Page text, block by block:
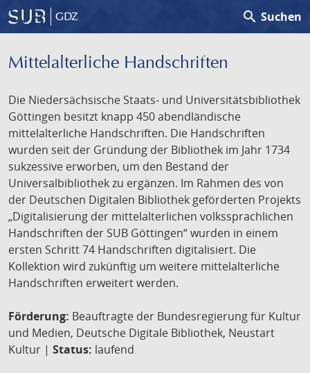
GDZ search Suchen
Mittelalterliche Handschriften
Die Niedersächsische Staats- und Universitätsbibliothek
Göttingen besitzt knapp 450 abendländische
mittelalterliche Handschriften. Die Handschriften
wurden seit der Gründung der Bibliothek im Jahr 1734
sukzessive erworben, um den Bestand der
Universalbibliothek zu ergänzen. Im Rahmen des von
der Deutschen Digitalen Bibliothek geförderten Projekts
„Digitalisierung der mittelalterlichen volkssprachlichen
Handschriften der SUB Göttingen“ wurden in einem
ersten Schritt 74 Handschriften digitalisiert. Die
Kollektion wird zukünftig um weitere mittelalterliche
Handschriften erweitert werden.
Förderung: Beauftragte der Bundesregierung für Kultur
und Medien, Deutsche Digitale Bibliothek, Neustart
Kultur | Status: laufend